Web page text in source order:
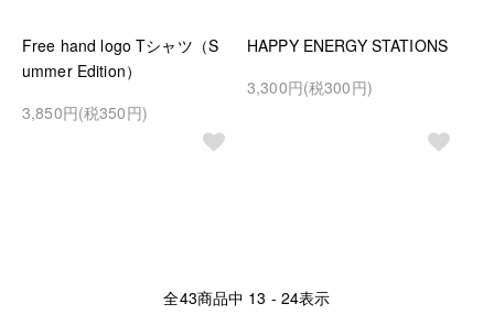
Free hand logo Tシャツ（S
ummer Edition）
3,850円(税350円)
HAPPY ENERGY STATIONS
3,300円(税300円)
全43商品中 13 - 24表示